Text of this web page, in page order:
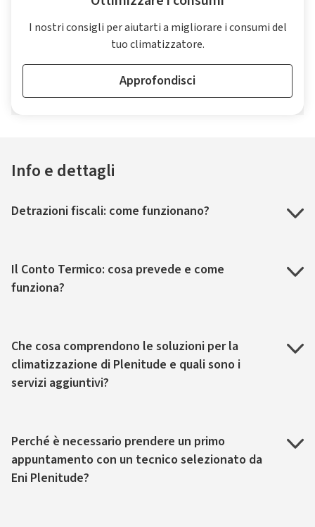
I nostri consigli per aiutarti a migliorare i consumi del
tuo climatizzatore.
Approfondisci
Info e dettagli
Detrazioni fiscali: come funzionano?
Il Conto Termico: cosa prevede e come
funziona?
Che cosa comprendono le soluzioni per la
climatizzazione di Plenitude e quali sono i
servizi aggiuntivi?
Perché è necessario prendere un primo
appuntamento con un tecnico selezionato da
Eni Plenitude?